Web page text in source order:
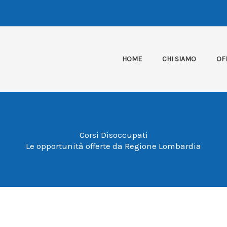
HOME CHI SIAMO
Corsi Disoccupati
Le opportunità offerte da Regione Lombardia